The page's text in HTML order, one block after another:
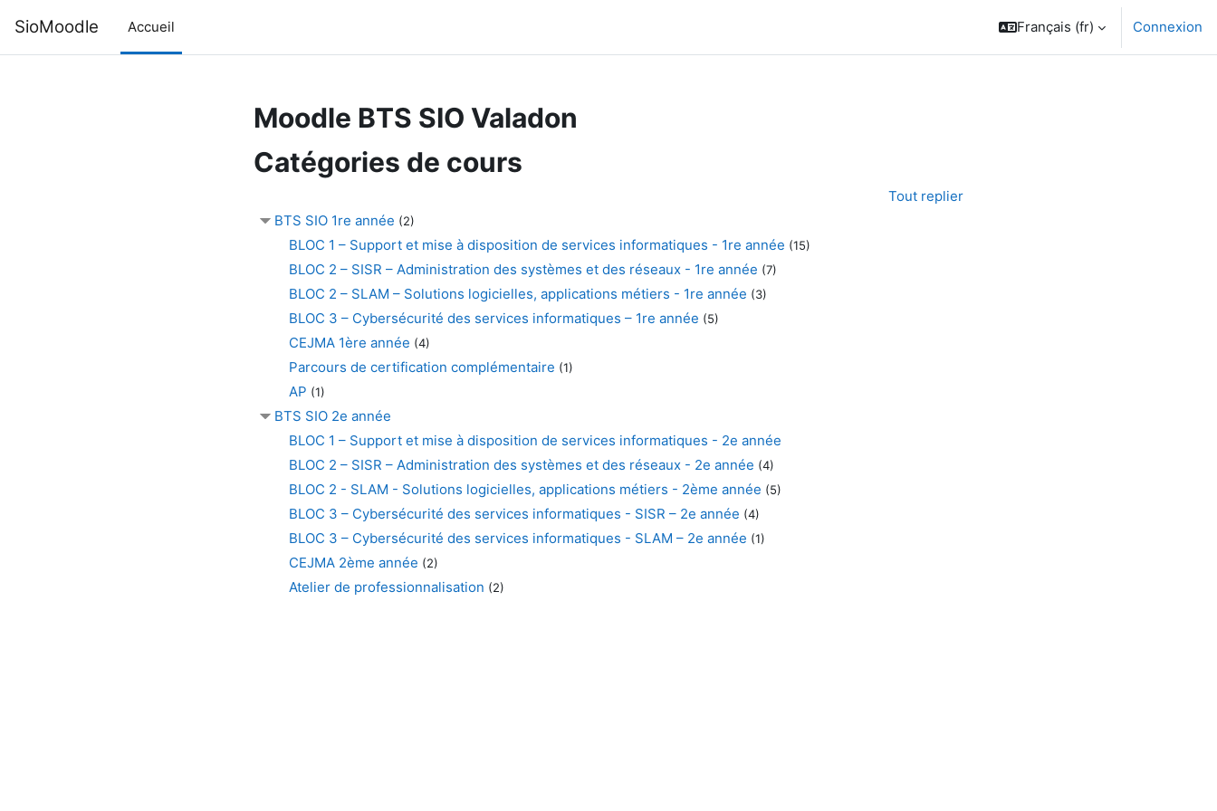
SioMoodle Accueil Français ‎(fr)‎ Connexion
Moodle BTS SIO Valadon
Catégories de cours
Tout replier
BTS SIO 1re année (2)
BLOC 1 – Support et mise à disposition de services informatiques - 1re année (15)
BLOC 2 – SISR – Administration des systèmes et des réseaux - 1re année (7)
BLOC 2 – SLAM – Solutions logicielles, applications métiers - 1re année (3)
BLOC 3 – Cybersécurité des services informatiques – 1re année (5)
CEJMA 1ère année (4)
Parcours de certification complémentaire (1)
AP (1)
BTS SIO 2e année
BLOC 1 – Support et mise à disposition de services informatiques - 2e année
BLOC 2 – SISR – Administration des systèmes et des réseaux - 2e année (4)
BLOC 2 - SLAM - Solutions logicielles, applications métiers - 2ème année (5)
BLOC 3 – Cybersécurité des services informatiques - SISR – 2e année (4)
BLOC 3 – Cybersécurité des services informatiques - SLAM – 2e année (1)
CEJMA 2ème année (2)
Atelier de professionnalisation (2)